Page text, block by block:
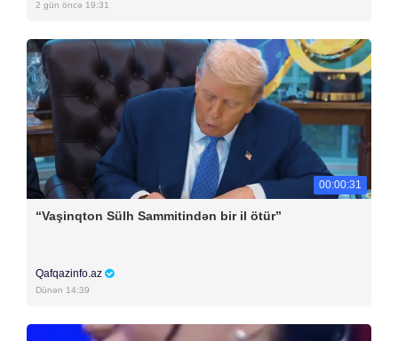
2 gün öncə 19:31
00:00:31
“Vaşinqton Sülh Sammitindən bir il ötür”
Qafqazinfo.az
Dünən 14:39